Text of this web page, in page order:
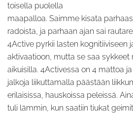
toisella puolella
maapalloa. Saimme kisata
radoista, ja parhaan ajan sai
4Active pyrkii lasten kognitiiviseen
aktivaatioon, mutta se saa
aikuisilla. 4Activessa on 4 mattoa
jalkoja liikuttamalla päästään
erilaisissa, hauskoissa peleissä.
tuli lämmin, kun saatiin tiukat